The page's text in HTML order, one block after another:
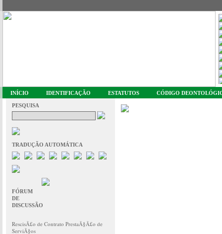
INÍCIO IDENTIFICAÇÃO ESTATUTOS CÓDIGO
PESQUISA
TRADUÇÃO AUTOMÁTICA
FÓRUM
DE
DISCUSSÃO
RescisÃ£o de Contrato PrestaÃ§Ã£o de
ServiÃ§os